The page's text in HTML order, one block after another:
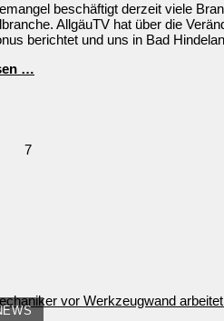
beschäftigt derzeit viele
AllgäuTV hat über die
berichtet und uns in Bad
…
7